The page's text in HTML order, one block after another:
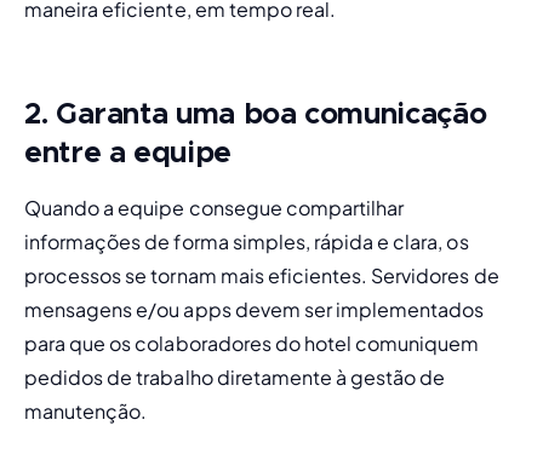
maneira eficiente, em tempo real.
2. Garanta uma boa comunicação
entre a equipe
Quando a equipe consegue compartilhar
informações de forma simples, rápida e clara, os
processos se tornam mais eficientes. Servidores de
mensagens e/ou apps devem ser implementados
pedidos de trabalho diretamente à gestão de
manutenção.